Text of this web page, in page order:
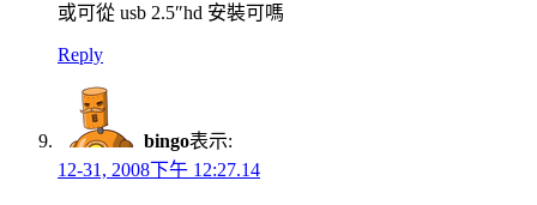
或可從 usb 2.5″hd 安裝可嗎
Reply
bingo表示:
12-31, 2008下午 12:27.14